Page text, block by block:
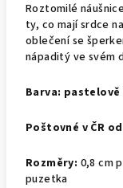
Roztomilé
ty, co mají srdce
oblečení se
nápaditý ve svém
Barva: pastelově
Poštovné v ČR od
Rozměry: 0,8 cm
puzetka